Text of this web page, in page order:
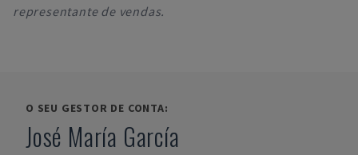
representante de vendas.
O SEU GESTOR DE CONTA:
José María García